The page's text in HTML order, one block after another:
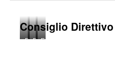
Consiglio Direttivo
PaoloDomizia
Fabio